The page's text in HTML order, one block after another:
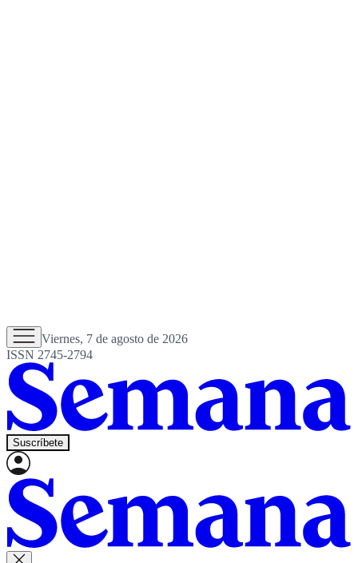
Viernes, 7 de agosto de 2026
ISSN 2745-2794
Suscríbete